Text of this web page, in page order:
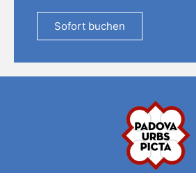
Sofort buchen